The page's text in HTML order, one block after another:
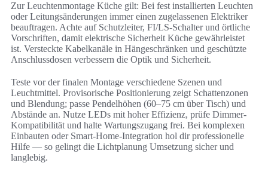
Zur Leuchtenmontage Küche gilt: Bei fest installierten Leuchten
oder Leitungsänderungen immer einen zugelassenen Elektriker
beauftragen. Achte auf Schutzleiter, FI/LS-Schalter und örtliche
Vorschriften, damit elektrische Sicherheit Küche gewährleistet
ist. Versteckte Kabelkanäle in Hängeschränken und geschützte
Anschlussdosen verbessern die Optik und Sicherheit.
Teste vor der finalen Montage verschiedene Szenen und
Leuchtmittel. Provisorische Positionierung zeigt Schattenzonen
und Blendung; passe Pendelhöhen (60–75 cm über Tisch) und
Abstände an. Nutze LEDs mit hoher Effizienz, prüfe Dimmer-
Kompatibilität und halte Wartungszugang frei. Bei komplexen
Einbauten oder Smart-Home-Integration hol dir professionelle
Hilfe — so gelingt die Lichtplanung Umsetzung sicher und
langlebig.